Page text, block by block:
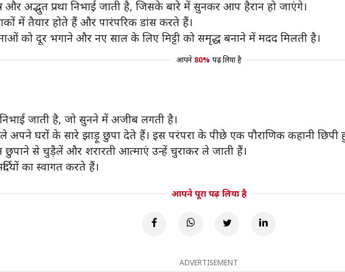
और अद्भुत प्रथा निभाई जाती है, जिसके बारे में सुनकर आप हैरान हो जाएंगे।
में तैयार होते हैं और पारंपरिक डांस करते हैं।
को दूर भगाने और नए साल के लिए मिट्टी को समृद्ध बनाने में मदद मिलती है।
आपने 80% पढ़ लिया है
निभाई जाती है, जो सुनने में अजीब लगती है।
अपने घरों के सारे झाड़ू छुपा देते हैं। इस परंपरा के पीछे एक पौराणिक कहानी छिपी
छुपाने से चुड़ैलें और शरारती आत्माएं उन्हें चुराकर ले जाती हैं।
का स्वागत करते हैं।
आपने पूरा पढ़ लिया है
ADVERTISEMENT